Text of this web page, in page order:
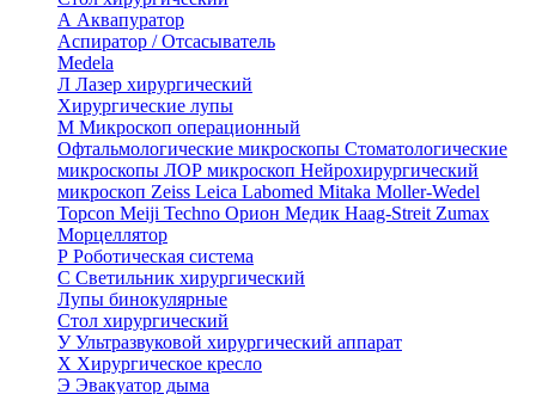
А Аквапуратор
Аспиратор / Отсасыватель
Medela
Л Лазер хирургический
Хирургические лупы
М Микроскоп операционный
Офтальмологические микроскопы Стоматологические
микроскопы ЛОР микроскоп Нейрохирургический
микроскоп Zeiss Leica Labomed Mitaka Moller-Wedel
Topcon Meiji Techno Орион Медик Haag-Streit Zumax
Морцеллятор
Р Роботическая система
С Светильник хирургический
Лупы бинокулярные
Стол хирургический
УУльтразвуковой хирургический аппарат
Х Хирургическое кресло
Э Эвакуатор дыма